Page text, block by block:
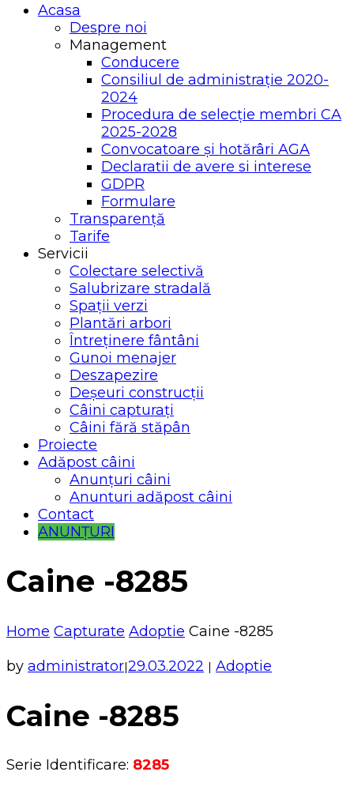
Acasa
Despre noi
Management
Conducere
Consiliul de administrație 2020-
2024
Procedura de selecție membri CA
2025-2028
Convocatoare și hotărâri AGA
Declaratii de avere si interese
GDPR
Formulare
Transparență
Tarife
Servicii
Colectare selectivă
Salubrizare stradală
Spații verzi
Plantări arbori
Întreținere fântâni
Gunoi menajer
Deszapezire
Deșeuri construcții
Câini capturați
Câini fără stăpân
Proiecte
Adăpost câini
Anunțuri câini
Anunturi adăpost câini
Contact
ANUNȚURI
Caine -8285
Home Capturate Adoptie Caine -8285
by administrator|29.03.2022 | Adoptie
Caine -8285
Serie Identificare: 8285